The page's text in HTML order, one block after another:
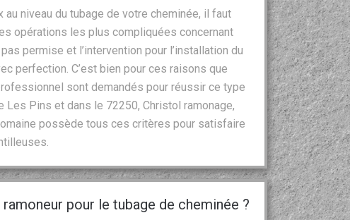
niveau du tubage de votre cheminée, il faut
opérations les plus compliquées concernant
permise et l’intervention pour l’installation du
perfection. C’est bien pour ces raisons que
sont demandés pour réussir ce type
Les Pins et dans le 72250, Christol ramonage,
possède tous ces critères pour satisfaire
pour le tubage de cheminée ?